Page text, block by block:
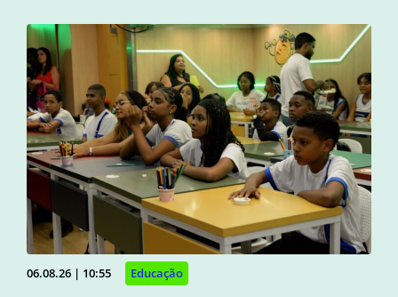
06.08.26 | 10:55 Educação